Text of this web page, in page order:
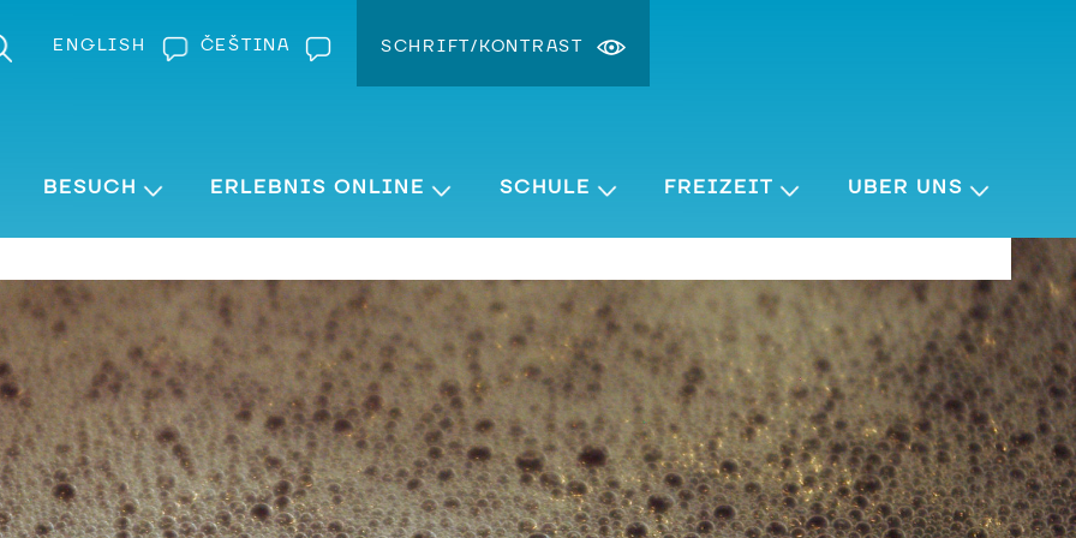
ENGLISH ČEŠTINA SCHRIFT/KONTRAST
Kontrast ändern
BESUCH ERLEBNIS ONLINE SCHULE FREIZEIT ÜBER UNS